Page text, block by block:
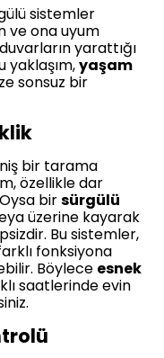
sistemler
ve ona uyum
yarattığı
yaklaşım,yaşam
sonsuz bir
bir tarama
özellikle dar
birsürgülü
üzerine kayarak
Bu sistemler,
fonksiyona
Böylece esnek
saatlerinde evin